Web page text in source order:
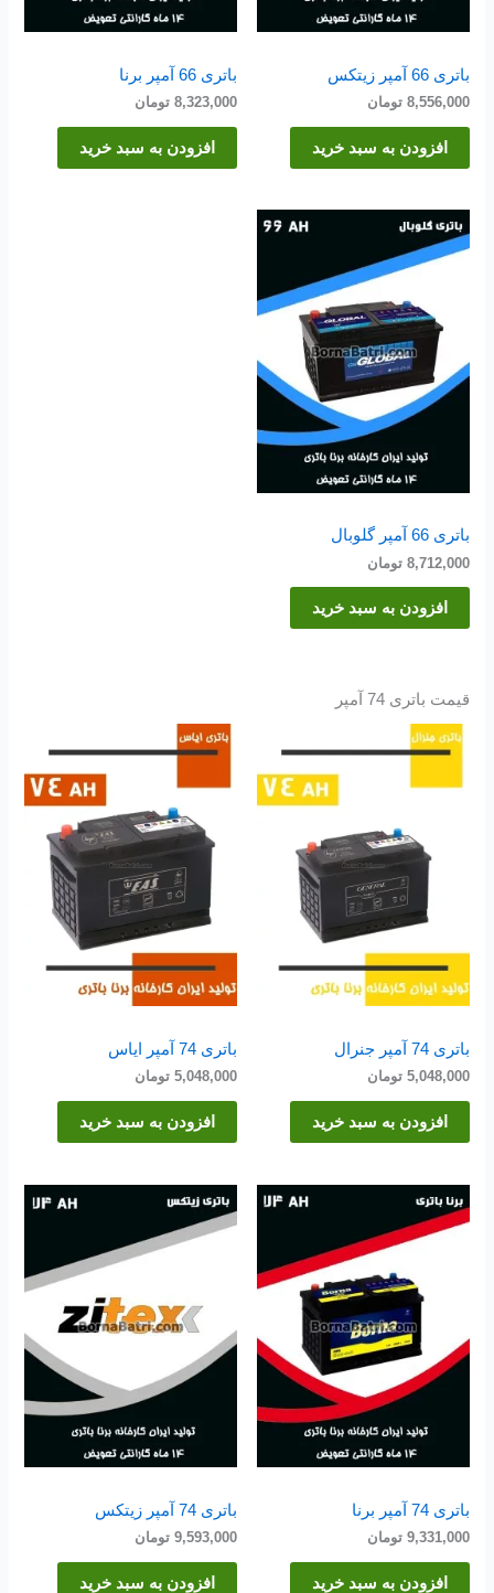
باتری 66 آمپر زیتکس
8,556,000 تومان
افزودن به سبد خرید
باتری 66 آمپر برنا
8,323,000 تومان
افزودن به سبد خرید
باتری 66 آمپر گلوبال
8,712,000 تومان
افزودن به سبد خرید
قیمت باتری 74 آمپر
باتری 74 آمپر جنرال
5,048,000 تومان
افزودن به سبد خرید
باتری 74 آمپر ایاس
5,048,000 تومان
افزودن به سبد خرید
باتری 74 آمپر برنا
9,331,000 تومان
افزودن به سبد خرید
باتری 74 آمپر زیتکس
9,593,000 تومان
افزودن به سبد خرید